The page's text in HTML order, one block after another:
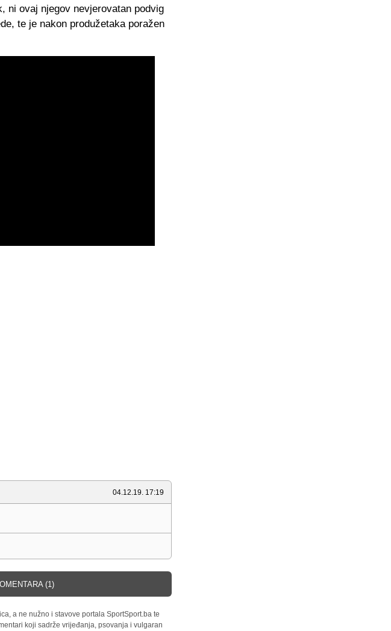
ni ovaj njegov nevjerovatan podvig
te je nakon produžetaka poražen
04.12.19. 17:19
(1)
a ne nužno i stavove portala SportSport.ba te
koji sadrže vrijeđanja, psovanja i vulgaran